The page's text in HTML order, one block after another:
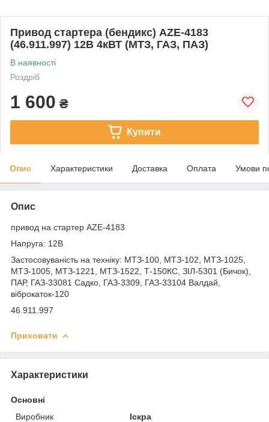
Привод стартера (бендикс) AZE-4183
(46.911.997) 12В 4кВТ (МТЗ, ГАЗ, ПАЗ)
В наявності
Роздріб
1 600 ₴
Купити
Опис Характеристики Доставка Оплата Умови
Опис
привод на стартер AZE-4183
Напруга: 12В
Застосовуваність на техніку: МТЗ-100, МТЗ-102, МТЗ-1025,
МТЗ-1005, МТЗ-1221, МТЗ-1522, Т-150КС, ЗІЛ-5301 (Бичок),
ПАР, ГАЗ-33081 Садко, ГАЗ-3309, ГАЗ-33104 Валдай,
віброкаток-120
46.911.997
Приховати
Характеристики
Основні
Виробник
Іскра